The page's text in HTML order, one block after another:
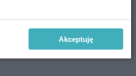
Akceptuję